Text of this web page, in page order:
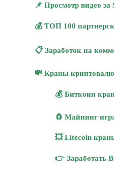
📌 Просмотр видео за
💰 ТОП 100
📋 Заработок на
💸 Краны
💰 Биткоин
🧲 Майнинг
💥 Litecoin
👉 Заработать